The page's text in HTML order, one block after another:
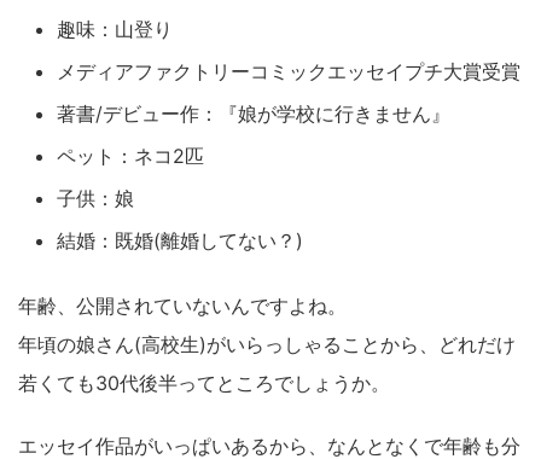
趣味：山登り
メディアファクトリーコミックエッセイプチ大賞受賞
著書/デビュー作：『娘が学校に行きません』
ペット：ネコ2匹
子供：娘
結婚：既婚(離婚してない？)
年齢、公開されていないんですよね。
年頃の娘さん(高校生)がいらっしゃることから、どれだけ
若くても30代後半ってところでしょうか。
エッセイ作品がいっぱいあるから、なんとなくで年齢も分